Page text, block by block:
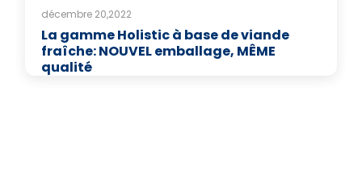
décembre 20,2022
La gamme Holistic à base de viande
fraîche: NOUVEL emballage, MÊME
qualité